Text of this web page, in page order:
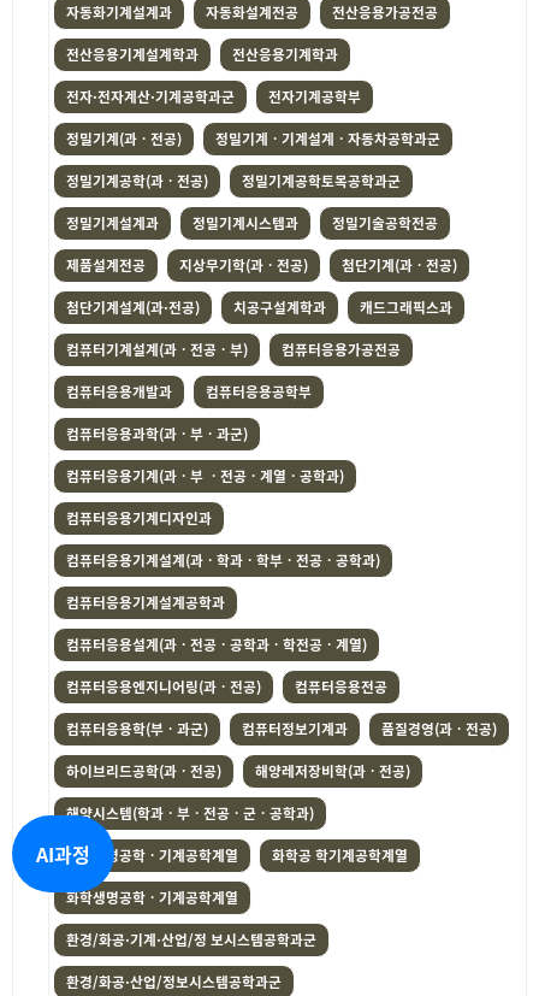
자동화기계설계과
자동화설계전공
전산응용가공전공
전산응용기계설계학과
전산응용기계학과
전자·전자계산·기계공학과군
전자기계공학부
정밀기계(과ㆍ전공)
정밀기계ㆍ기계설계ㆍ자동차공학과군
정밀기계공학(과ㆍ전공)
정밀기계공학토목공학과군
정밀기계설계과
정밀기계시스템과
정밀기술공학전공
제품설계전공
지상무기학(과ㆍ전공)
첨단기계(과ㆍ전공)
첨단기계설계(과·전공)
치공구설계학과
캐드그래픽스과
컴퓨터기계설계(과ㆍ전공ㆍ부)
컴퓨터응용가공전공
컴퓨터응용개발과
컴퓨터응용공학부
컴퓨터응용과학(과ㆍ부ㆍ과군)
컴퓨터응용기계(과ㆍ부 ㆍ전공ㆍ계열ㆍ공학과)
컴퓨터응용기계디자인과
컴퓨터응용기계설계(과ㆍ학과ㆍ학부ㆍ전공ㆍ공학과)
컴퓨터응용기계설계공학과
컴퓨터응용설계(과ㆍ전공ㆍ공학과ㆍ학전공ㆍ계열)
컴퓨터응용엔지니어링(과ㆍ전공)
컴퓨터응용전공
컴퓨터응용학(부ㆍ과군)
컴퓨터정보기계과
품질경영(과ㆍ전공)
하이브리드공학(과ㆍ전공)
해양레저장비학(과ㆍ전공)
해양시스템(학과ㆍ부ㆍ전공ㆍ군ㆍ공학과)
화공생명공학ㆍ기계공학계열
화학공 학기계공학계열
화학생명공학ㆍ기계공학계열
환경/화공·기계·산업/정 보시스템공학과군
환경/화공·산업/정보시스템공학과군
AI과정